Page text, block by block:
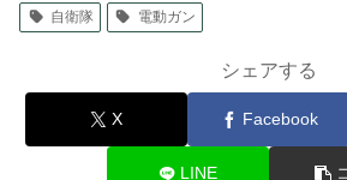
自衛隊 電動ガン
シェアする
X Facebook
LINE